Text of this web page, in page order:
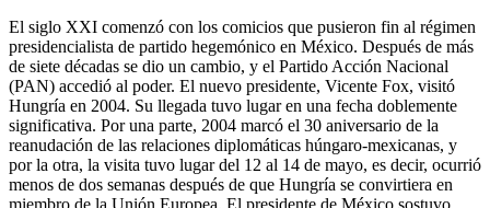
El siglo XXI comenzó con los comicios que pusieron fin al régimen
presidencialista de partido hegemónico en México. Después de más
de siete décadas se dio un cambio, y el Partido Acción Nacional
(PAN) accedió al poder. El nuevo presidente, Vicente Fox, visitó
Hungría en 2004. Su llegada tuvo lugar en una fecha doblemente
significativa. Por una parte, 2004 marcó el 30 aniversario de la
reanudación de las relaciones diplomáticas húngaro-mexicanas, y
por la otra, la visita tuvo lugar del 12 al 14 de mayo, es decir, ocurrió
menos de dos semanas después de que Hungría se convirtiera en
miembro de la Unión Europea. El presidente de México sostuvo